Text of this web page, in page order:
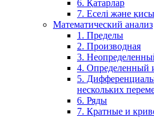
6. Қатарлар
7. Еселі және
Математический анализ
1. Пределы
2. Производная
3.
4. Определенный
5.
нескольких
6. Ряды
7. Кратные и